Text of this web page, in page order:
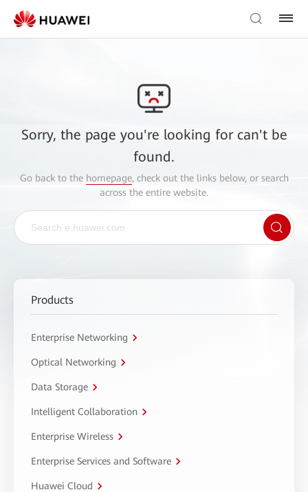
Sorry, the page you're looking for can't be
found.
Go back to the homepage, check out the links below, or search
across the entire website.
Products
Enterprise Networking
Optical Networking
Data Storage
Intelligent Collaboration
Enterprise Wireless
Enterprise Services and Software
Huawei Cloud